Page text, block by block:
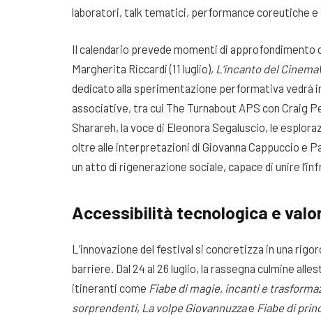
laboratori, talk tematici, performance coreutiche e
Il calendario prevede momenti di approfondimento
Margherita Riccardi (11 luglio), L’incanto del Cinema
dedicato alla sperimentazione performativa
associative, tra cui The Turnabout APS con Craig
Sharareh, la voce di Eleonora Segaluscio, le
oltre alle interpretazioni di Giovanna Cappuccio e
un atto di rigenerazione sociale, capace di unire
Accessibilità tecnologica e
L’innovazione del festival si concretizza in una
barriere. Dal 24 al 26 luglio, la rassegna culmine
itineranti come Fiabe di magie, incanti e
sorprendenti, La volpe Giovannuzzae Fiabe di